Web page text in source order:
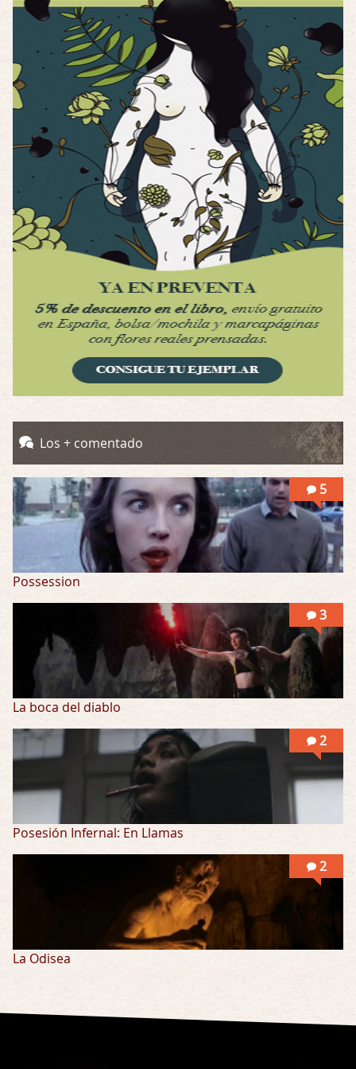
Posesión Infernal: En Llamas
Por: FrancHis
Yo justo fui a verla ayer al cine y la ver …
Por encima de tu cadáver
Por: Luar
Interesante cuando avanza, le falta algo d …
Por encima de tu cadáver
Possession
Por: Luar
Se llama la posesión en castellano, está …
Por: Mariano
Una película normalita, nada del otro mun …
Obsession
Possession
Por: Mountain
Llevo toda una vida para verla y nunca lo …
Los + comentado
5
Possession
3
La boca del diablo
2
Posesión Infernal: En Llamas
2
La Odisea